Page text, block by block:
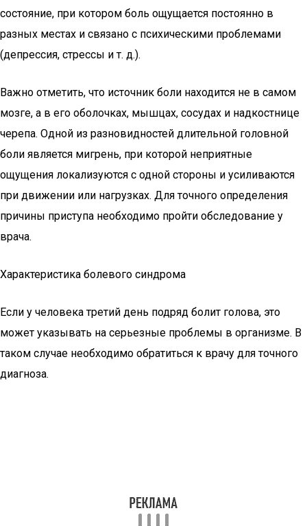
состояние, при котором боль ощущается постоянно в
разных местах и связано с психическими проблемами
(депрессия, стрессы и т. д.).
Важно отметить, что источник боли находится не в самом
мозге, а в его оболочках, мышцах, сосудах и надкостнице
черепа. Одной из разновидностей длительной головной
боли является мигрень, при которой неприятные
ощущения локализуются с одной стороны и усиливаются
при движении или нагрузках. Для точного определения
причины приступа необходимо пройти обследование у
врача.
Характеристика болевого синдрома
Если у человека третий день подряд болит голова, это
может указывать на серьезные проблемы в организме. В
таком случае необходимо обратиться к врачу для точного
диагноза.